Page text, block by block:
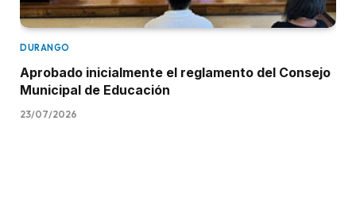
DURANGO
Aprobado inicialmente el reglamento del Consejo
Municipal de Educación
23/07/2026